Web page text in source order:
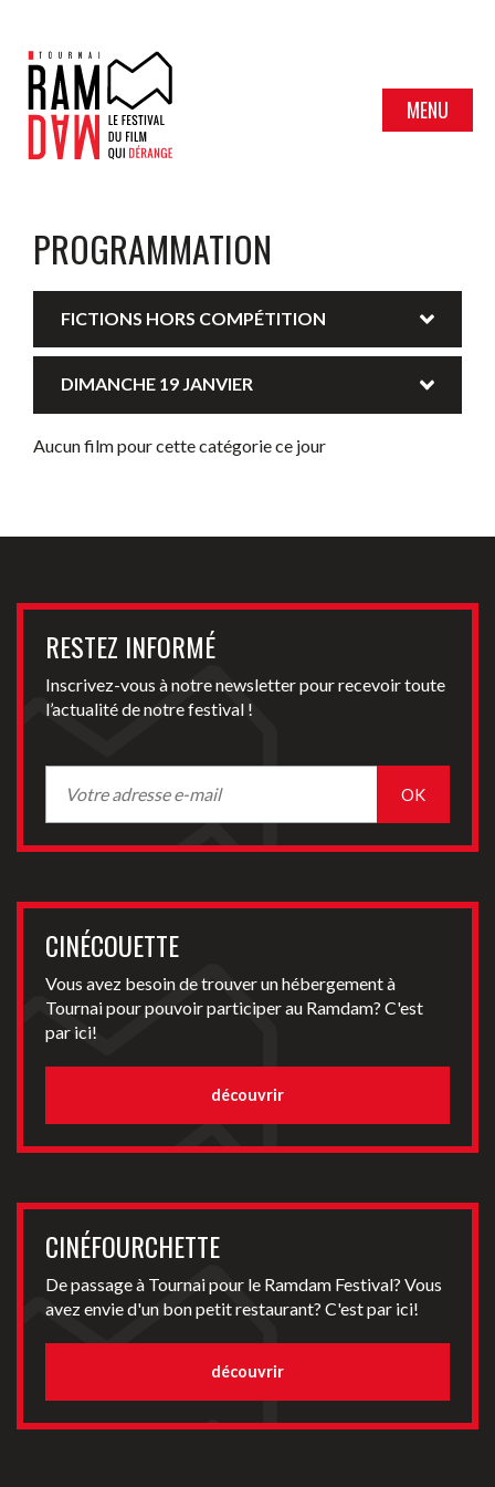
MENU
PROGRAMMATION
FICTIONS HORS COMPÉTITION
DIMANCHE 19 JANVIER
Aucun film pour cette catégorie ce jour
RESTEZ INFORMÉ
Inscrivez-vous à notre newsletter pour recevoir toute
l’actualité de notre festival !
CINÉCOUETTE
Vous avez besoin de trouver un hébergement à
Tournai pour pouvoir participer au Ramdam? C'est
par ici!
découvrir
CINÉFOURCHETTE
De passage à Tournai pour le Ramdam Festival? Vous
avez envie d'un bon petit restaurant? C'est par ici!
découvrir